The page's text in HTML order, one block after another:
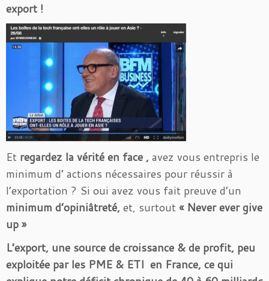
export !
Et regardez la vérité en face , avez vous entrepris le
minimum d’ actions nécessaires pour réussir à
l’exportation ? Si oui avez vous fait preuve d’un
minimum d’opiniâtreté, et, surtout« Never ever give
up »
L’export, une source de croissance & de profit, peu
exploitée par les PME & ETI en France, ce qui